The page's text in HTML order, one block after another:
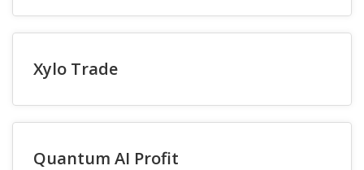
Xylo Trade
Quantum AI Profit